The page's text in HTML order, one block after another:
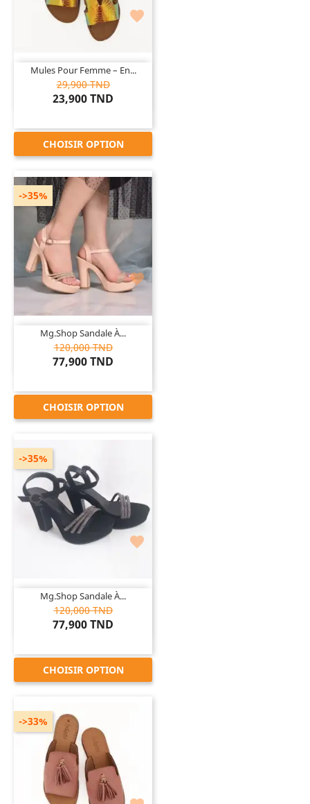

Mules Pour Femme – En...
29,900 TND
23,900 TND
CHOISIR OPTION

Mg.Shop Sandale À...
120,000 TND
77,900 TND
->35%
CHOISIR OPTION

Mg.Shop Sandale À...
120,000 TND
77,900 TND
->35%
CHOISIR OPTION
->33%